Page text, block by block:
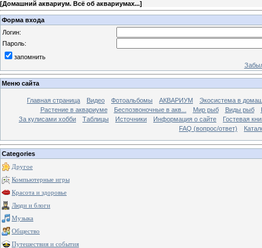
[Домашний аквариум. Всё об аквариумах...]
Форма входа
Логин:
Пароль:
запомнить
Меню сайта
Главная страница Видео Фотоальбомы АКВАРИУМ
Экосистема в
Растение в аквариуме
Беспозвоночные в акв... Мир рыб Виды рыб
За кулисами хобби
Таблицы Источники Информация о сайте
Гостевая
FAQ (вопрос/ответ)
Categories
Другое
Компьютерные игры
Красота и здоровье
Люди и блоги
Музыка
Общество
Путешествия и события